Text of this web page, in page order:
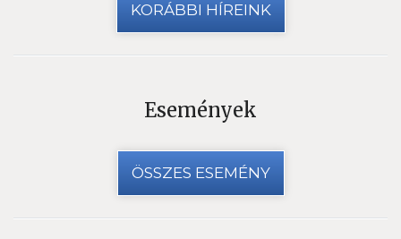
KORÁBBI HÍREINK
Események
ÖSSZES ESEMÉNY